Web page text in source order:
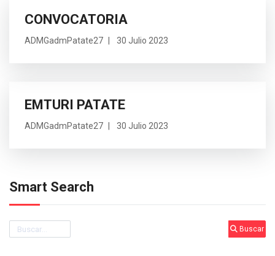
CONVOCATORIA
ADMGadmPatate27 30 Julio 2023
EMTURI PATATE
ADMGadmPatate27 30 Julio 2023
Smart Search
Buscar Buscar